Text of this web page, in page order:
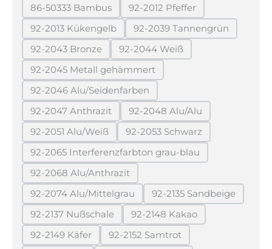
86-50333 Bambus
(Diese Option ist zurzeit nicht verfügbar.)
92-2012 Pfeffer
(Diese Option ist zurzeit
92-2013 Kükengelb
(Diese Option ist zurzeit nicht verfügbar.)
92-2039 Tannengrün
(Diese Option ist
92-2043 Bronze
(Diese Option ist zurzeit nicht verfügbar.)
92-2044 Weiß
(Diese Option ist zurzeit nicht
92-2045 Metall gehämmert
(Diese Option ist zurzeit nicht verfügbar.)
92-2046 Alu/Seidenfarben
(Diese Option ist zurzeit nicht verfügbar.)
92-2047 Anthrazit
(Diese Option ist zurzeit nicht verfügbar.)
92-2048 Alu/Alu
(Diese Option ist zurzeit
92-2051 Alu/Weiß
(Diese Option ist zurzeit nicht verfügbar.)
92-2053 Schwarz
(Diese Option ist zurzeit
92-2065 Interferenzfarbton grau-blau
(Diese Option ist zurzeit nicht
92-2068 Alu/Anthrazit
(Diese Option ist zurzeit nicht verfügbar.)
92-2074 Alu/Mittelgrau
(Diese Option ist zurzeit nicht verfügbar.)
92-2135 Sandbeige
(Diese Option ist
92-2137 Nußschale
(Diese Option ist zurzeit nicht verfügbar.)
92-2148 Kakao
(Diese Option ist zurzeit
92-2149 Käfer
(Diese Option ist zurzeit nicht verfügbar.)
92-2152 Samtrot
(Diese Option ist zurzeit nicht